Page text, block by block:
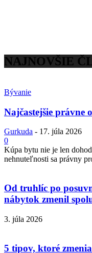
NAJNOVŠIE
Bývanie
Najčastejšie právne
Gurkuda - 17. júla 2026
0
Kúpa bytu nie je len
nehnuteľnosti sa právny
Od truhlíc po
nábytok zmenil
3. júla 2026
5 tipov, ktoré